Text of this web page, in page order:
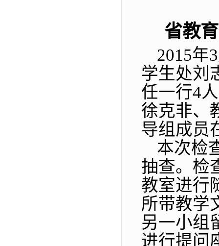
省教
2015年3
学生处刘
任一行4
徐克非、
导组成员
本次检
抽查。检
教室进行
所带教学
另一小组
进行提问